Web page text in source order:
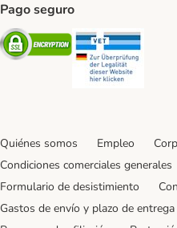
Pago seguro
Security
Quiénes somos Empleo
Condiciones comerciales generales
Formulario de desistimiento
Gastos de envío y plazo de entrega